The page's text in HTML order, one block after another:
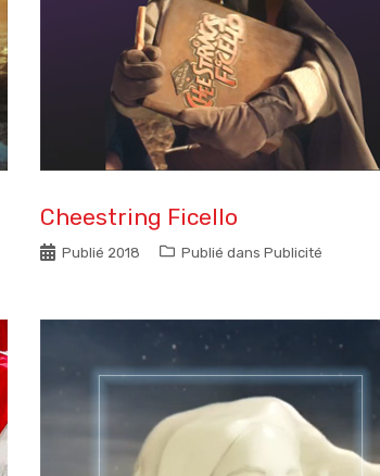
Cheestring Ficello
Publié 2018 Publié dans Publicité